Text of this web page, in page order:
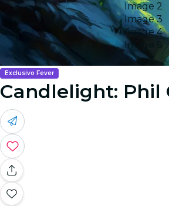
Image 2
Image 3
Image 4
Image 5
Exclusivo Fever
Candlelight: Phil